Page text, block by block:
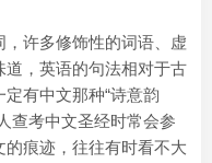
许多修饰性的词语、虚
，英语的句法相对于古
有中文那种“诗意韵
查考中文圣经时常会参
痕迹，往往有时看不大